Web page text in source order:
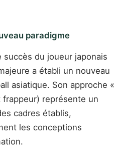
paradigme
du joueur japonais
a établi un nouveau
asiatique. Son approche «
représente un
cadres établis,
les conceptions